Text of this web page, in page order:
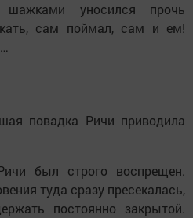
уносился прочь
сам поймал, сам и ем!
повадка Ричи приводила
был строго воспрещен.
туда сразу пресекалась,
постоянно закрытой.